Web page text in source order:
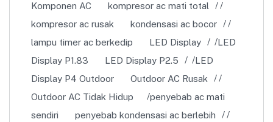
Komponen AC
kompresor ac mati total
kompresor ac rusak
kondensasi ac bocor
lampu timer ac berkedip
LED Display
LED
Display P1.83
LED Display P2.5
LED
Display P4 Outdoor
Outdoor AC Rusak
Outdoor AC Tidak Hidup
penyebab ac mati
sendiri
penyebab kondensasi ac berlebih